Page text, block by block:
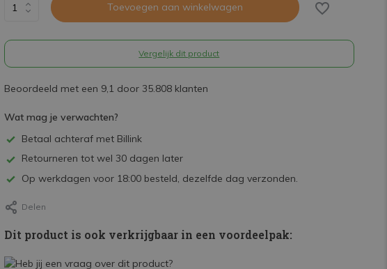
Toevoegen aan winkelwagen
Vergelijk dit product
Beoordeeld met een 9,1 door 35.808 klanten
Wat mag je verwachten?
Betaal achteraf met Billink
Retourneren tot wel 30 dagen later
Op werkdagen voor 18:00 besteld, dezelfde dag verzonden.
Delen
Dit product is ook verkrijgbaar in een voordeelpak: